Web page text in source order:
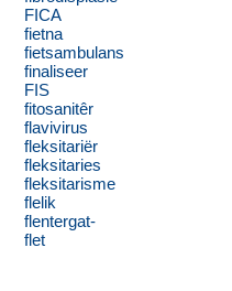
FICA
fietna
fietsambulans
finaliseer
FIS
fitosanitêr
flavivirus
fleksitariër
fleksitaries
fleksitarisme
flelik
flentergat-
flet